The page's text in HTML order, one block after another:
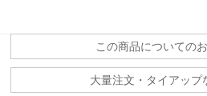
この商品についての
大量注文・タイアップ